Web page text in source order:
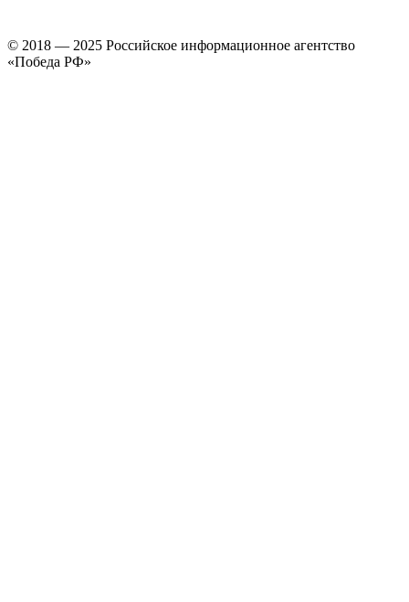
© 2018 — 2025 Российское информационное агентство
«Победа РФ»